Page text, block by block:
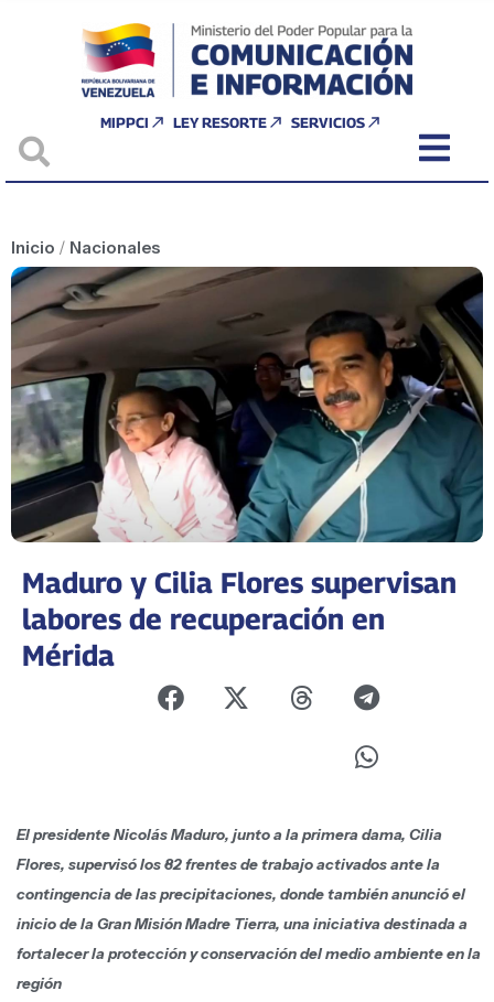
MIPPCI LEY RESORTE SERVICIOS
Inicio / Nacionales
Maduro y Cilia Flores supervisan
labores de recuperación en
Mérida
El presidente Nicolás Maduro, junto a la primera dama, Cilia
Flores, supervisó los 82 frentes de trabajo activados ante la
contingencia de las precipitaciones, donde también anunció el
inicio de la Gran Misión Madre Tierra, una iniciativa destinada a
fortalecer la protección y conservación del medio ambiente en la
región